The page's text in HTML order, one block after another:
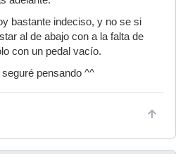
bastante indeciso, y no se si
al de abajo con a la falta de
con un pedal vacío.
pensando ^^